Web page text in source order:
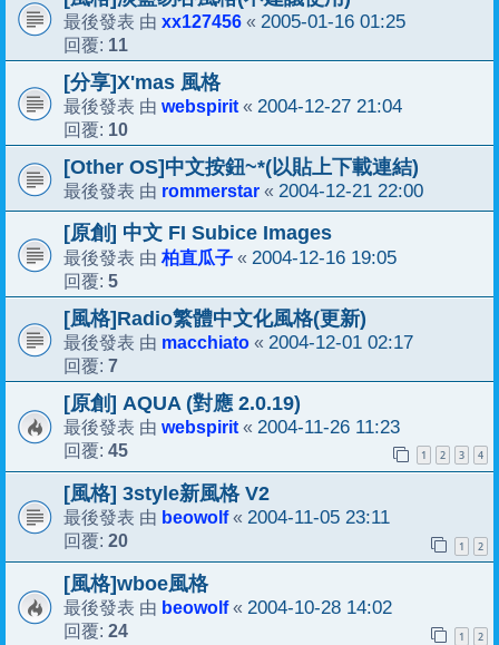
最後發表 由 xx127456 « 2005-01-16 01:25
回覆: 11
[分享]X'mas 風格
最後發表 由 webspirit « 2004-12-27 21:04
回覆: 10
[Other OS]中文按鈕~*(以貼上下載連結)
最後發表 由 rommerstar « 2004-12-21 22:00
[原創] 中文 FI Subice Images
最後發表 由柏直瓜子 « 2004-12-16 19:05
回覆: 5
[風格]Radio繁體中文化風格(更新)
最後發表 由 macchiato « 2004-12-01 02:17
回覆: 7
[原創] AQUA (對應 2.0.19)
最後發表 由 webspirit « 2004-11-26 11:23
回覆: 45 1 2 3 4
[風格] 3style新風格 V2
最後發表 由 beowolf« 2004-11-05 23:11
回覆: 20 1 2
[風格]wboe風格
最後發表 由 beowolf« 2004-10-28 14:02
回覆: 24 1 2